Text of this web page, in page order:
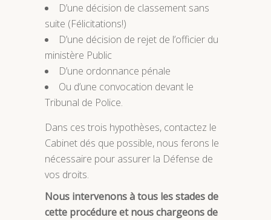
D’une décision de classement sans
suite (Félicitations!)
D’une décision de rejet de l’officier du
ministère Public
D’une ordonnance pénale
Ou d’une convocation devant le
Tribunal de Police.
Dans ces trois hypothèses, contactez le
Cabinet dés que possible, nous ferons le
nécessaire pour assurer la Défense de
vos droits.
Nous intervenons à tous les stades de
cette procédure et nous chargeons de